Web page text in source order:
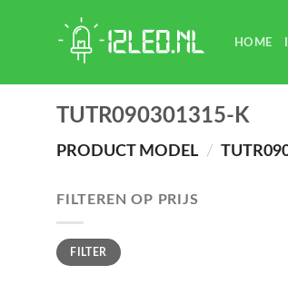
HOME
TUTR090301315-K
PRODUCT MODEL /
FILTEREN OP PRIJS
Min.
prijs
Max.
prijsFILTER